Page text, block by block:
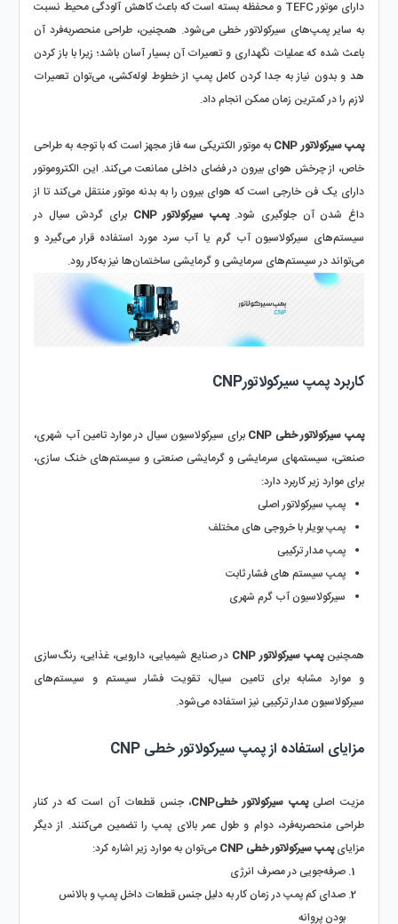
لازم را در کمترین زمان ممکن انجام داد.
پمپ سیرکولاتور CNP
خاص، از چرخش هوای بیرون در فضای داخلی ممانعت می‌کند. این الکتروموتور
دارای یک فن خارجی است که هوای بیرون را به بدنه موتور منتقل می‌کند تا از
داغ شدن آن جلوگیری شود. پمپ سیرکولاتور CNP
برای گردش سیال در
می‌تواند در سیستم‌های سرمایشی و گرمایشی ساختمان‌ها نیز به‌کار رود.
کاربرد پمپ سیرکولاتورCNP
پمپ سیرکولاتور خطی CNP
برای موارد زیر کاربرد دارد:
پمپ سیرکولاتور اصلی
پمپ بویلر با خروجی های مختلف
پمپ مدار ترکیبی
پمپ سیستم های فشار ثابت
سیرکولاسیون آب گرم شهری
همچنین پمپ سیرکولاتور CNP
سیرکولاسیون مدار ترکیبی نیز استفاده می‌شود.
مزایای استفاده از پمپ سیرکولاتور خطی CNP
مزیت اصلی پمپ سیرکولاتور خطیCNP
مزایای پمپ سیرکولاتور خطی CNP
می‌توان به موارد زیر اشاره کرد:
صرفه‌جویی در مصرف انرژی
بودن پروانه